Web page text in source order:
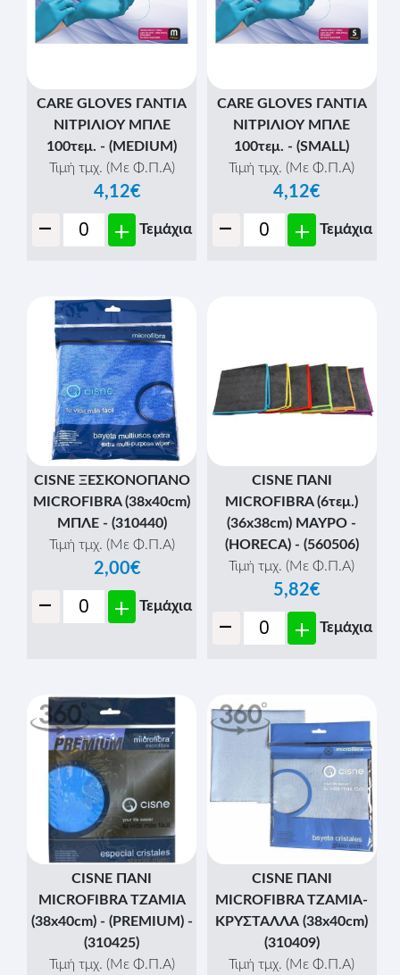
CARE GLOVES ΓΑΝΤΙΑ
ΝΙΤΡΙΛΙΟΥ ΜΠΛΕ
100τεμ. - (MEDIUM)
Τιμή τμχ. (Με Φ.Π.Α)
4,12€
- + Τεμάχια
CARE GLOVES ΓΑΝΤΙΑ
ΝΙΤΡΙΛΙΟΥ ΜΠΛΕ
100τεμ. - (SMALL)
Τιμή τμχ. (Με Φ.Π.Α)
4,12€
- + Τεμάχια
CISNE ΞΕΣΚΟΝΟΠΑΝΟ
MICROFIBRA (38x40cm)
ΜΠΛΕ - (310440)
Τιμή τμχ. (Με Φ.Π.Α)
2,00€
- + Τεμάχια
CISNE ΠΑΝΙ
MICROFIBRA (6τεμ.)
(36x38cm) ΜΑΥΡΟ -
(HORECA) - (560506)
Τιμή τμχ. (Με Φ.Π.Α)
5,82€
- + Τεμάχια
CISNE ΠΑΝΙ
MICROFIBRA ΤΖΑΜΙΑ
(38x40cm) - (PREMIUM) -
(310425)
Τιμή τμχ. (Με Φ.Π.Α)
CISNE ΠΑΝΙ
MICROFIBRA ΤΖΑΜΙΑ-
ΚΡΥΣΤΑΛΛΑ (38x40cm)
(310409)
Τιμή τμχ. (Με Φ.Π.Α)